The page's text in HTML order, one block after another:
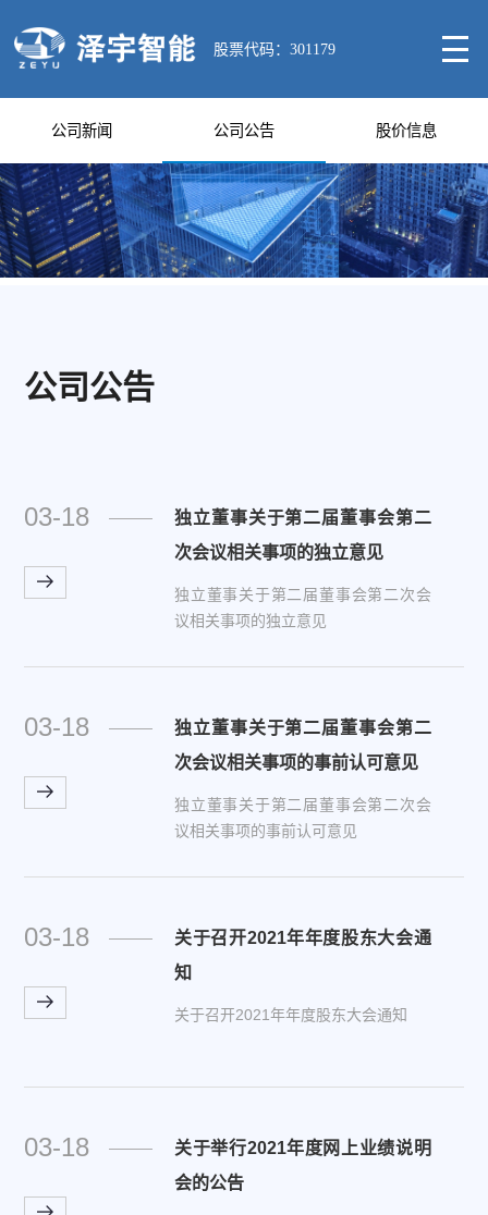
股票代码：301179
公司新闻 公司公告 股价信息
公司公告
03-18
独立董事关于第二届董事会第二
次会议相关事项的独立意见
独立董事关于第二届董事会第二次会
议相关事项的独立意见
03-18
独立董事关于第二届董事会第二
次会议相关事项的事前认可意见
独立董事关于第二届董事会第二次会
议相关事项的事前认可意见
03-18
关于召开2021年年度股东大会通
知
关于召开2021年年度股东大会通知
03-18
关于举行2021年度网上业绩说明
会的公告